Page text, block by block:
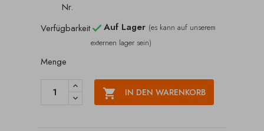
Nr.
Verfügbarkeit Auf Lager (es kann auf unserem
externen lager sein)
Menge
 IN DEN WARENKORB